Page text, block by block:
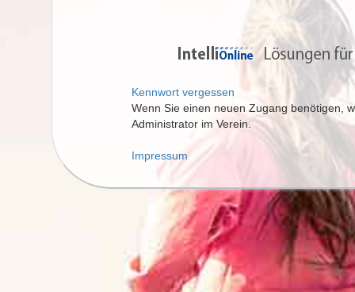
Kennwort vergessen
Wenn Sie einen neuen Zugang benötigen,
Administrator im Verein.
Impressum